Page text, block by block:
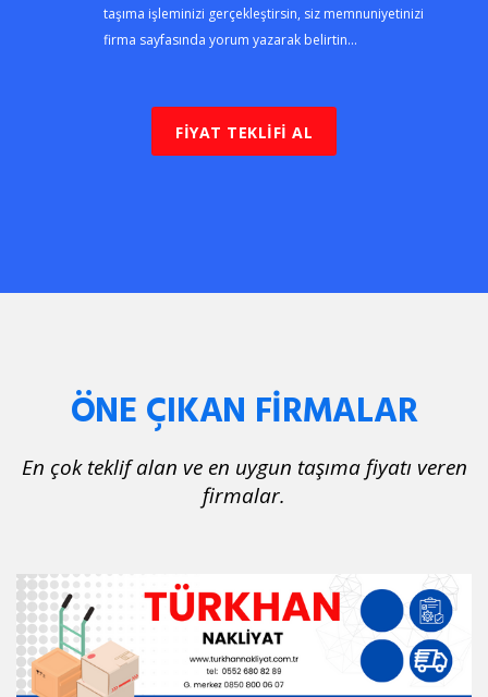
taşıma işleminizi gerçekleştirsin, siz memnuniyetinizi
firma sayfasında yorum yazarak belirtin...
FİYAT TEKLİFİ AL
ÖNE ÇIKAN FİRMALAR
En çok teklif alan ve en uygun taşıma fiyatı veren
firmalar.